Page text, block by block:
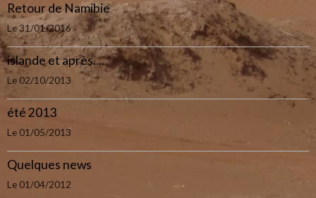
Retour de Namibie
Le 31/01/2016
islande et après....
Le 02/10/2013
été 2013
Le 01/05/2013
Quelques news
Le 01/04/2012